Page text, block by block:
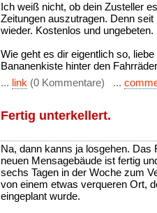
Ich weiß nicht, ob dein Zusteller
Zeitungen auszutragen. Denn
wieder. Kostenlos und
Wie geht es dir eigentlich so,
Bananenkiste hinter den
... link (0 Kommentare) ...
Fertig unterkellert.
Na, dann kanns ja losgehen.
neuen Mensagebäude ist fertig
sechs Tagen in der Woche zum
von einem etwas verqueren Ort,
eingeplant wurde.